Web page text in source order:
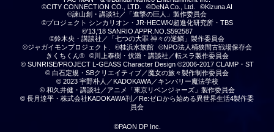
©CITY CONNECTION CO., LTD.
©DeNA Co., Ltd.
©Kizuna AI
©諫山創・講談社／「進撃の巨人」製作委員会
©プロジェクト シンカリオン・JR-HECWK/超進化研究所・TBS
©'13,'18 SANRIO APPR.NO.S592587
©鈴木央・講談社／「七つの大罪 神々の逆鱗」製作委員会
©ジャガイモンプロジェクト.
©桂浜水族館
©NPO法人桶狭間古戦場保存会
きくちくん®
©川上泰樹・伏瀬・講談社／転スラ製作委員会
© SUNRISE/PROJECT L-GEASS Character Design ©2006-2017 CLAMP・ST
© 白石定規・SBクリエイティブ／魔女の旅々製作制作委員会
© 2023 宇野朴人／KADOKAWA／キンバリー魔法学校
© 和久井健・講談社／アニメ「東京リベンジャーズ」製作委員会
© 長月達平・株式会社KADOKAWA刊／Re:ゼロから始める異世界生活4製作委
員会
©PAON DP Inc.